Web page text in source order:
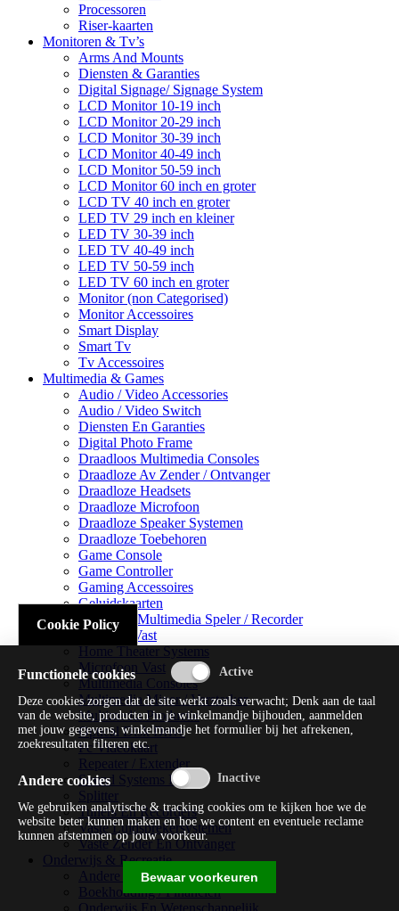
Processoren
Riser-kaarten
Monitoren & Tv’s
Arms And Mounts
Diensten & Garanties
Digital Signage/ Signage System
LCD Monitor 10-19 inch
LCD Monitor 20-29 inch
LCD Monitor 30-39 inch
LCD Monitor 40-49 inch
LCD Monitor 50-59 inch
LCD Monitor 60 inch en groter
LCD TV 40 inch en groter
LED TV 29 inch en kleiner
LED TV 30-39 inch
LED TV 40-49 inch
LED TV 50-59 inch
LED TV 60 inch en groter
Monitor (non Categorised)
Monitor Accessoires
Smart Display
Smart Tv
Tv Accessoires
Multimedia & Games
Audio / Video Accessories
Audio / Video Switch
Diensten En Garanties
Digital Photo Frame
Draadloos Multimedia Consoles
Draadloze Av Zender / Ontvanger
Draadloze Headsets
Draadloze Microfoon
Draadloze Speaker Systemen
Draadloze Toebehoren
Game Console
Game Controller
Gaming Accessoires
Geluidskaarten
Handheld Multimedia Speler / Recorder
Headsets Vast
Home Theater Systems
Microfoon Vast
Multimedia Consoles
Multimedia Mixer / Versterker
Multimedia Productie
Optical Disk Drive
Pc Videokaart
Repeater / Extender
Sound Systems Hi-fi
Splitter
Tuners En Recorders
Vaste Luidsprekersystemen
Vaste Zender En Ontvanger
Onderwijs & Recreatie
Andere Beveiligingssoftware
Boekhouding / Financiën
Cookie Policy
Functionele cookies
Deze cookies zorgen dat de site werkt zoals verwacht; Denk aan de taal
van de website, producten in je winkelmandje bijhouden, aanmelden
met jouw gegevens, winkelmandje het formulier bij het afrekenen,
zoekresultaten filteren etc.
Andere cookies
We gebruiken analytische & tracking cookies om te kijken hoe we de
website beter kunnen maken en hoe we content en eventuele reclame
kunnen afstemmen op jouw voorkeur.
Bewaar voorkeuren